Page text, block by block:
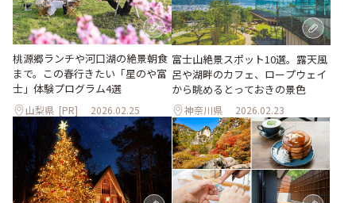
桃源郷ランチや河口湖の絶景朝食
まで。この春行きたい「星のや富
士」体験プログラム4選
山梨県 [PR] 2026.02.25
富士山絶景スポット10選。露天風
呂や湖畔のカフェ、ロープウェイ
から眺めるとっておきの景色
神奈川県 2026.02.23